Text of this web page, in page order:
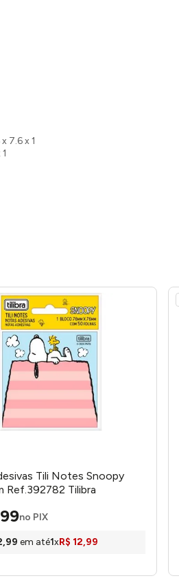
7.6 x 1
Tili Notes Snoopy
Ref.392782 Tilibra
99no PIX
,99 em até1xR$ 12,99